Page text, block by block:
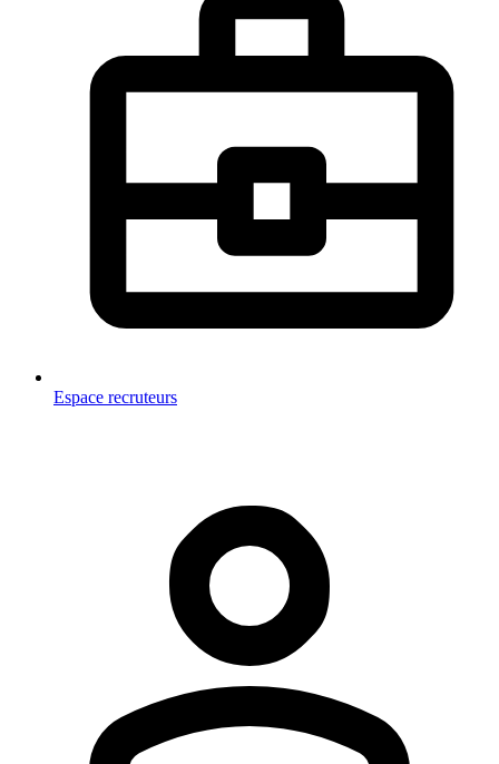
Espace recruteurs